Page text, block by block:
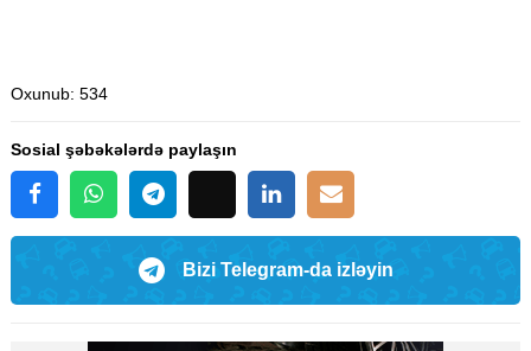
Oxunub: 534
Sosial şəbəkələrdə paylaşın
Bizi Telegram-da izləyin